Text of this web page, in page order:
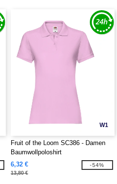
W1
Fruit of the Loom SC386 - Damen
Baumwollpoloshirt
6,32 €
13,80 €
-54%